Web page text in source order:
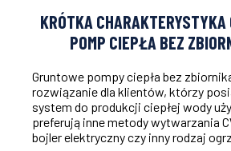
KRÓTKA CHARAKTERYSTYKA
POMP CIEPŁA BEZ
Gruntowe pompy ciepła bez
rozwiązanie dla klientów, którzy
system do produkcji ciepłej wody
preferują inne metody wytwarzania
bojler elektryczny czy inny rodzaj